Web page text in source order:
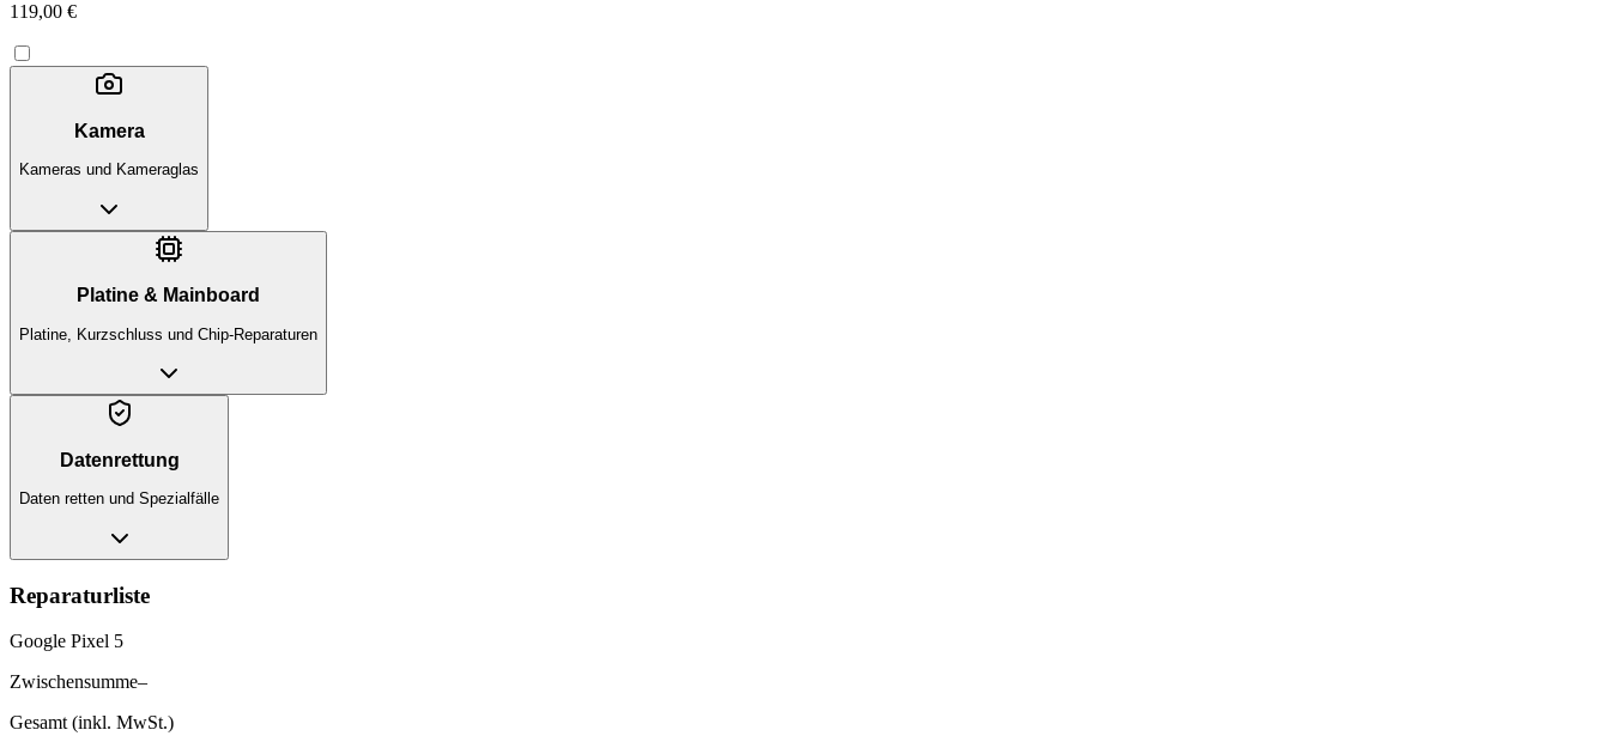
119,00 €
Kamera
Kameras und Kameraglas
Platine & Mainboard
Platine, Kurzschluss und Chip-Reparaturen
Datenrettung
Daten retten und Spezialfälle
Reparaturliste
Google Pixel 5
Zwischensumme–
Gesamt (inkl. MwSt.)